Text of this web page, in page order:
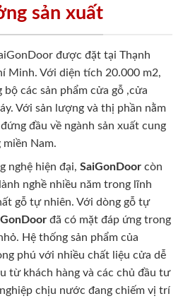
sản xuất
được đặt tại Thạnh
Minh. Với diện tích 20.000 m2,
các sản phẩm cửa gỗ ,cửa
Với sản lượng và thị phần nằm
đầu về ngành sản xuất cung
Nam.
nghệ hiện đại, SaiGonDoor còn
nghề nhiều năm trong lĩnh
gỗ tự nhiên. Với dòng gỗ tự
đã có mặt đáp ứng trong
Hệ thống sản phẩm của
phú với nhiều chất liệu cửa dễ
từ khách hàng và các chủ đầu tư
chịu nước đang chiếm vị trí